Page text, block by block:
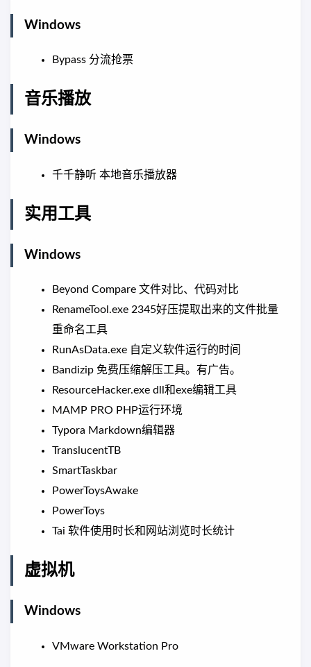
Windows
Bypass 分流抢票
音乐播放
Windows
千千静听 本地音乐播放器
实用工具
Windows
Beyond Compare 文件对比、代码对比
RenameTool.exe 2345好压提取出来的文件批量
重命名工具
RunAsData.exe 自定义软件运行的时间
Bandizip 免费压缩解压工具。有广告。
ResourceHacker.exe dll和exe编辑工具
MAMP PRO PHP运行环境
Typora Markdown编辑器
TranslucentTB
SmartTaskbar
PowerToysAwake
PowerToys
Tai 软件使用时长和网站浏览时长统计
虚拟机
Windows
VMware Workstation Pro